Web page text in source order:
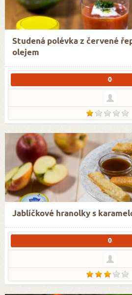
Studená polévka z červené
olejem
0
Jablíčkové hranolky s
0